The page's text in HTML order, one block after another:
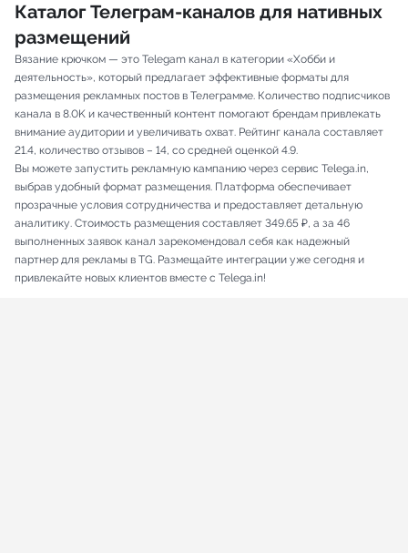
Каталог Телеграм-каналов для нативных
размещений
Вязание крючком — это Telegam канал в категории «Хобби и
деятельность», который предлагает эффективные форматы для
размещения рекламных постов в Телеграмме. Количество подписчиков
канала в 8.0K и качественный контент помогают брендам привлекать
внимание аудитории и увеличивать охват. Рейтинг канала составляет
21.4, количество отзывов – 14, со средней оценкой 4.9.
Вы можете запустить рекламную кампанию через сервис Telega.in,
выбрав удобный формат размещения. Платформа обеспечивает
прозрачные условия сотрудничества и предоставляет детальную
аналитику. Стоимость размещения составляет 349.65 ₽, а за 46
выполненных заявок канал зарекомендовал себя как надежный
партнер для рекламы в TG. Размещайте интеграции уже сегодня и
привлекайте новых клиентов вместе с Telega.in!